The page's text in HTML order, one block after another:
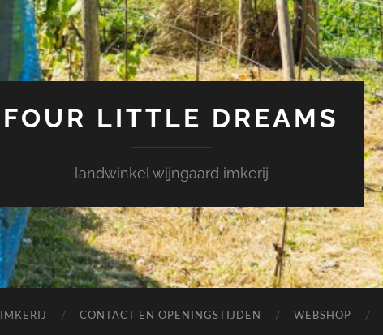
FOUR LITTLE DREAMS
landwinkel wijngaard imkerij
IMKERIJ CONTACT EN OPENINGSTIJDEN WEBSHOP